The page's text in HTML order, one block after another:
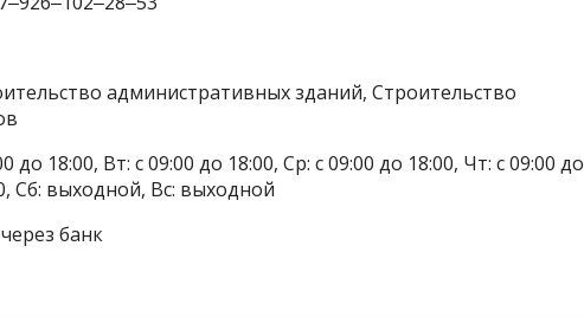
административных зданий, Строительство
до 18:00, Вт: с 09:00 до 18:00, Ср: с 09:00 до 18:00, Чт: с 09:00 до
Сб: выходной, Вс: выходной
банк